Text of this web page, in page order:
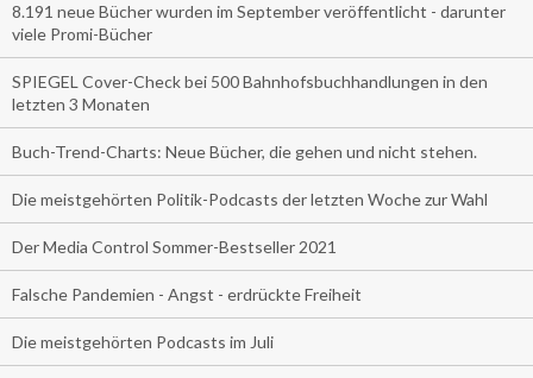
8.191 neue Bücher wurden im September veröffentlicht - darunter
viele Promi-Bücher
SPIEGEL Cover-Check bei 500 Bahnhofsbuchhandlungen in den
letzten 3 Monaten
Buch-Trend-Charts: Neue Bücher, die gehen und nicht stehen.
Die meistgehörten Politik-Podcasts der letzten Woche zur Wahl
Der Media Control Sommer-Bestseller 2021
Falsche Pandemien - Angst - erdrückte Freiheit
Die meistgehörten Podcasts im Juli